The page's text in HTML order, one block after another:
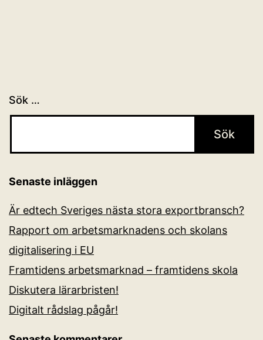
Sök …
Senaste inläggen
Är edtech Sveriges nästa stora exportbransch?
Rapport om arbetsmarknadens och skolans
digitalisering i EU
Framtidens arbetsmarknad – framtidens skola
Diskutera lärarbristen!
Digitalt rådslag pågår!